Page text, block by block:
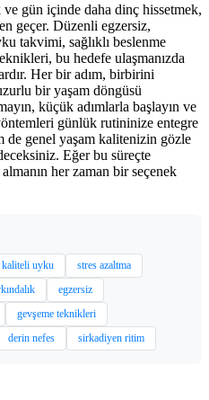
gün içinde daha dinç hissetmek,
geçer. Düzenli egzersiz,
takvimi, sağlıklı beslenme
bu hedefe ulaşmanızda
Her bir adım, birbirini
bir yaşam döngüsü
küçük adımlarla başlayın ve
günlük rutininize entegre
genel yaşam kalitenizin gözle
Eğer bu süreçte
her zaman bir seçenek
kaliteli uyku
stres azaltma
egzersiz
gevşeme teknikleri
derin nefes sirkadiyen ritim